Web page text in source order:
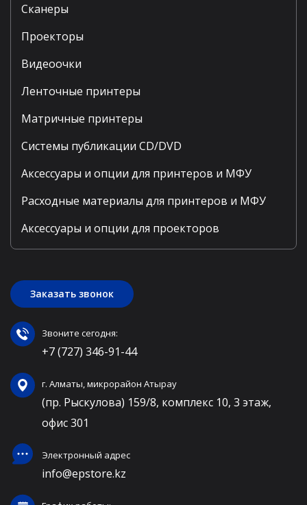
Сканеры
Проекторы
Видеоочки
Ленточные принтеры
Матричные принтеры
Системы публикации CD/DVD
Аксессуары и опции для принтеров и МФУ
Расходные материалы для принтеров и МФУ
Аксессуары и опции для проекторов
Заказать звонок
Звоните сегодня:
+7 (727) 346-91-44
г. Алматы, микрорайон Атырау
(пр. Рыскулова) 159/8, комплекс 10, 3 этаж,
офис 301
Электронный адрес
info@epstore.kz